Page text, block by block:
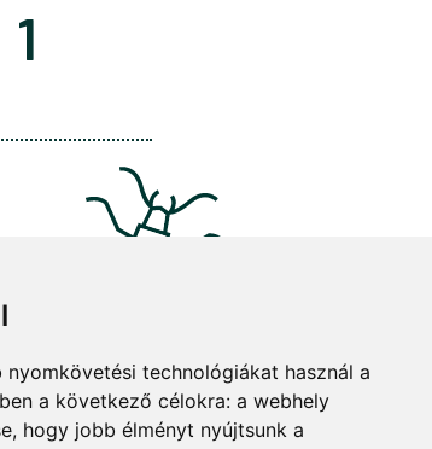
technológiákat használ a
a következő célokra: a webhely
, hogy jobb élményt nyújtsunk a
1